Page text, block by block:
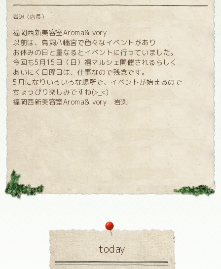
岩淵（店長）
福岡西新美容室Aroma&ivory
以前は、鳥飼八幡宮で色々なイベントがあり
お休みの日と重なるとイベントに行っていました。
今回も5月15日（日）福マルシェ開催されるらしく
あいにく日曜日は、仕事なので残念です。
5月になりいろいろな場所で、イベントが始まるので
ちょっぴり楽しみですね(>_<)
福岡西新美容室Aroma&ivory 岩渕
today